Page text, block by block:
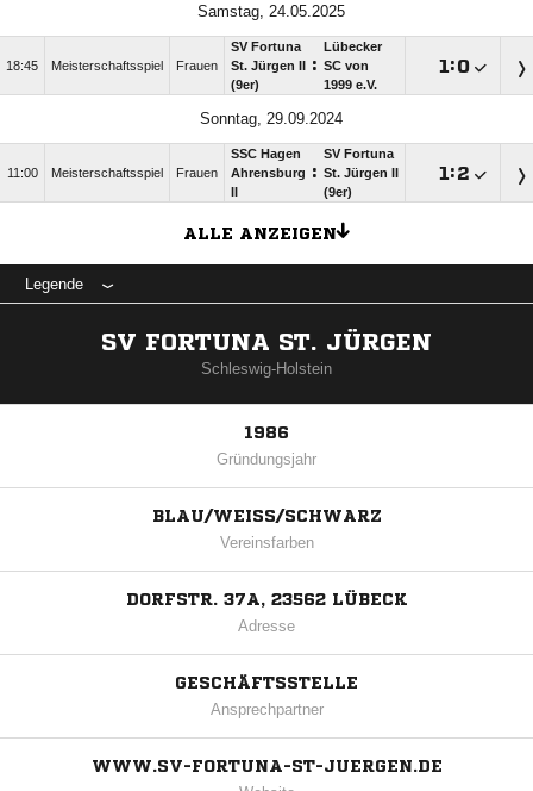
Samstag, 24.05.2025
18:45 Meisterschaftsspiel Frauen
SV Fortuna
St. Jürgen II
(9er)
:
Lübecker
SC von
1999 e.V.
:
Sonntag, 29.09.2024
11:00 Meisterschaftsspiel Frauen
SSC Hagen
Ahrensburg :
SV Fortuna
St. Jürgen II
(9er)
:
ALLE ANZEIGEN
Legende
SV FORTUNA ST. JÜRGEN
Schleswig-Holstein
1986
Gründungsjahr
BLAU/WEISS/SCHWARZ
Vereinsfarben
DORFSTR. 37A, 23562 LÜBECK
Adresse
GESCHÄFTSSTELLE
Ansprechpartner
WWW.SV-FORTUNA-ST-JUERGEN.DE